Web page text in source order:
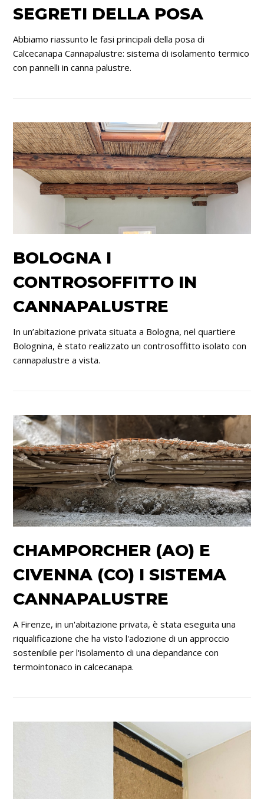
SEGRETI DELLA POSA
Abbiamo riassunto le fasi principali della posa di
Calcecanapa Cannapalustre: sistema di isolamento termico
con pannelli in canna palustre.
BOLOGNA I
CONTROSOFFITTO IN
CANNAPALUSTRE
In un’abitazione privata situata a Bologna, nel quartiere
Bolognina, è stato realizzato un controsoffitto isolato con
cannapalustre a vista.
CHAMPORCHER (AO) E
CIVENNA (CO) I SISTEMA
CANNAPALUSTRE
A Firenze, in un'abitazione privata, è stata eseguita una
riqualificazione che ha visto l'adozione di un approccio
sostenibile per l'isolamento di una depandance con
termointonaco in calcecanapa.